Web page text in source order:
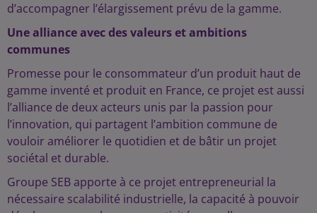
d’accompagner l’élargissement prévu de la gamme.
Une alliance avec des valeurs et ambitions
communes
Promesse pour le consommateur d’un produit haut de
gamme inventé et produit en France, ce projet est aussi
l’alliance de deux acteurs unis par la passion pour
l’innovation, qui partagent l’ambition commune de
vouloir améliorer le quotidien et de bâtir un projet
sociétal et durable.
Groupe SEB apporte à ce projet entrepreneurial la
nécessaire scalabilité industrielle, la capacité à pouvoir